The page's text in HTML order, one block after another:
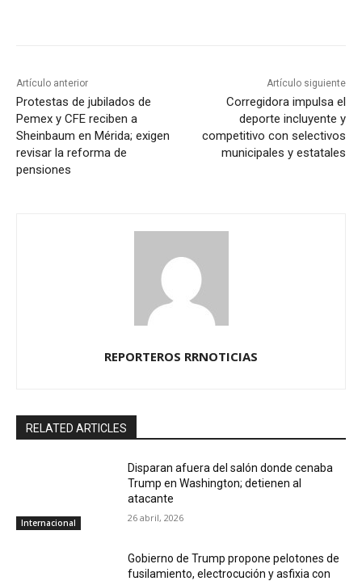
Artículo anterior
Protestas de jubilados de
Pemex y CFE reciben a
Sheinbaum en Mérida; exigen
revisar la reforma de
pensiones
Artículo siguiente
Corregidora impulsa el
deporte incluyente y
competitivo con selectivos
municipales y estatales
REPORTEROS RRNOTICIAS
RELATED ARTICLES
Internacional
Disparan afuera del salón donde cenaba
Trump en Washington; detienen al
atacante
26 abril, 2026
Gobierno de Trump propone pelotones de
fusilamiento, electrocución y asfixia con